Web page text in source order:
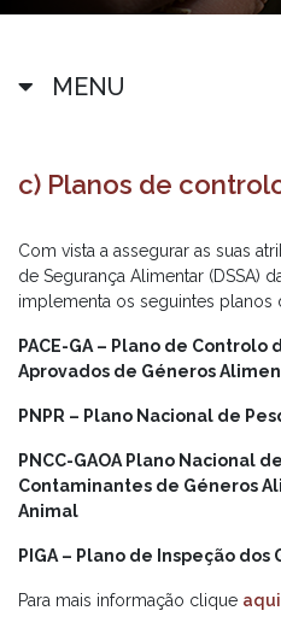
MENU
c) Planos de
Com vista a assegurar as suas
de Segurança Alimentar (DSSA)
implementa os seguintes planos
PACE-GA – Plano de
Aprovados de Géneros
PNPR – Plano Nacional de
PNCC-GAOA Plano Nacional
Contaminantes de Géneros
Animal
PIGA – Plano de Inspeção
Para mais informação clique aqui